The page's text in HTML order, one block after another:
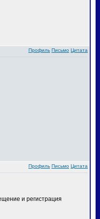
Профиль Письмо Цитата
Профиль Письмо Цитата
и регистрация